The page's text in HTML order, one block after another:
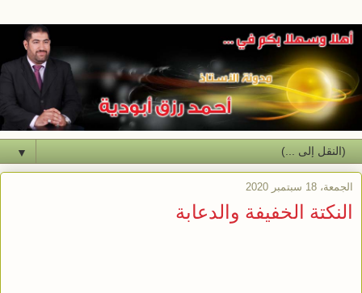
▼
الجمعة، 18 سبتمبر 2020
النكتة الخفيفة والدعابة